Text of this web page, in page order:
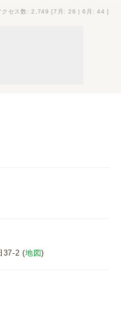
クセス数: 2,749 [7月: 26 | 6月: 44 ]
37-2 (地図)